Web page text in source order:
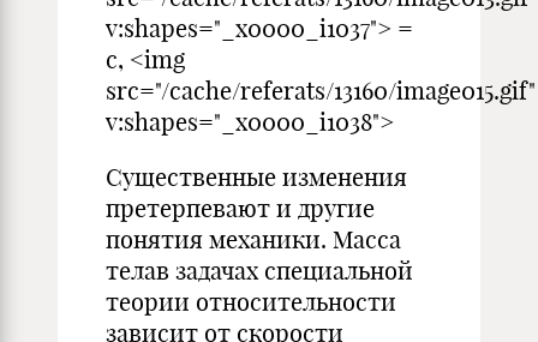
v:shapes="_x0000_i1037"> =
с, <img
src="/cache/referats/13160/image015.gif"
v:shapes="_x0000_i1038">
Существенные изменения
претерпевают и другие
понятия механики. Масса
телав задачах специальной
теории относительности
зависит от скорости